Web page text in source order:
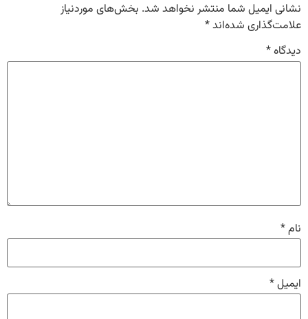
نشانی ایمیل شما منتشر نخواهد شد.بخش‌های موردنیاز
علامت‌گذاری شده‌اند*
دیدگاه*
نام*
ایمیل*